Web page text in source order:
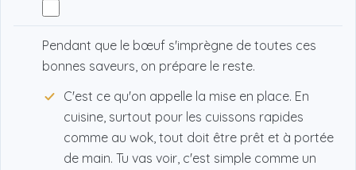
Pendant que le bœuf s'imprègne de toutes ces
bonnes saveurs, on prépare le reste.
C'est ce qu'on appelle la mise en place. En
cuisine, surtout pour les cuissons rapides
comme au wok, tout doit être prêt et à portée
de main. Tu vas voir, c'est simple comme un